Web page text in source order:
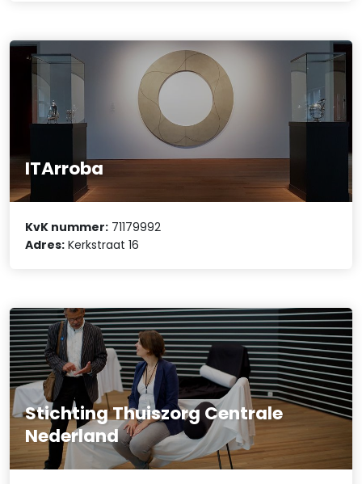
ITArroba
KvK nummer: 71179992
Adres: Kerkstraat 16
Stichting Thuiszorg Centrale
Nederland